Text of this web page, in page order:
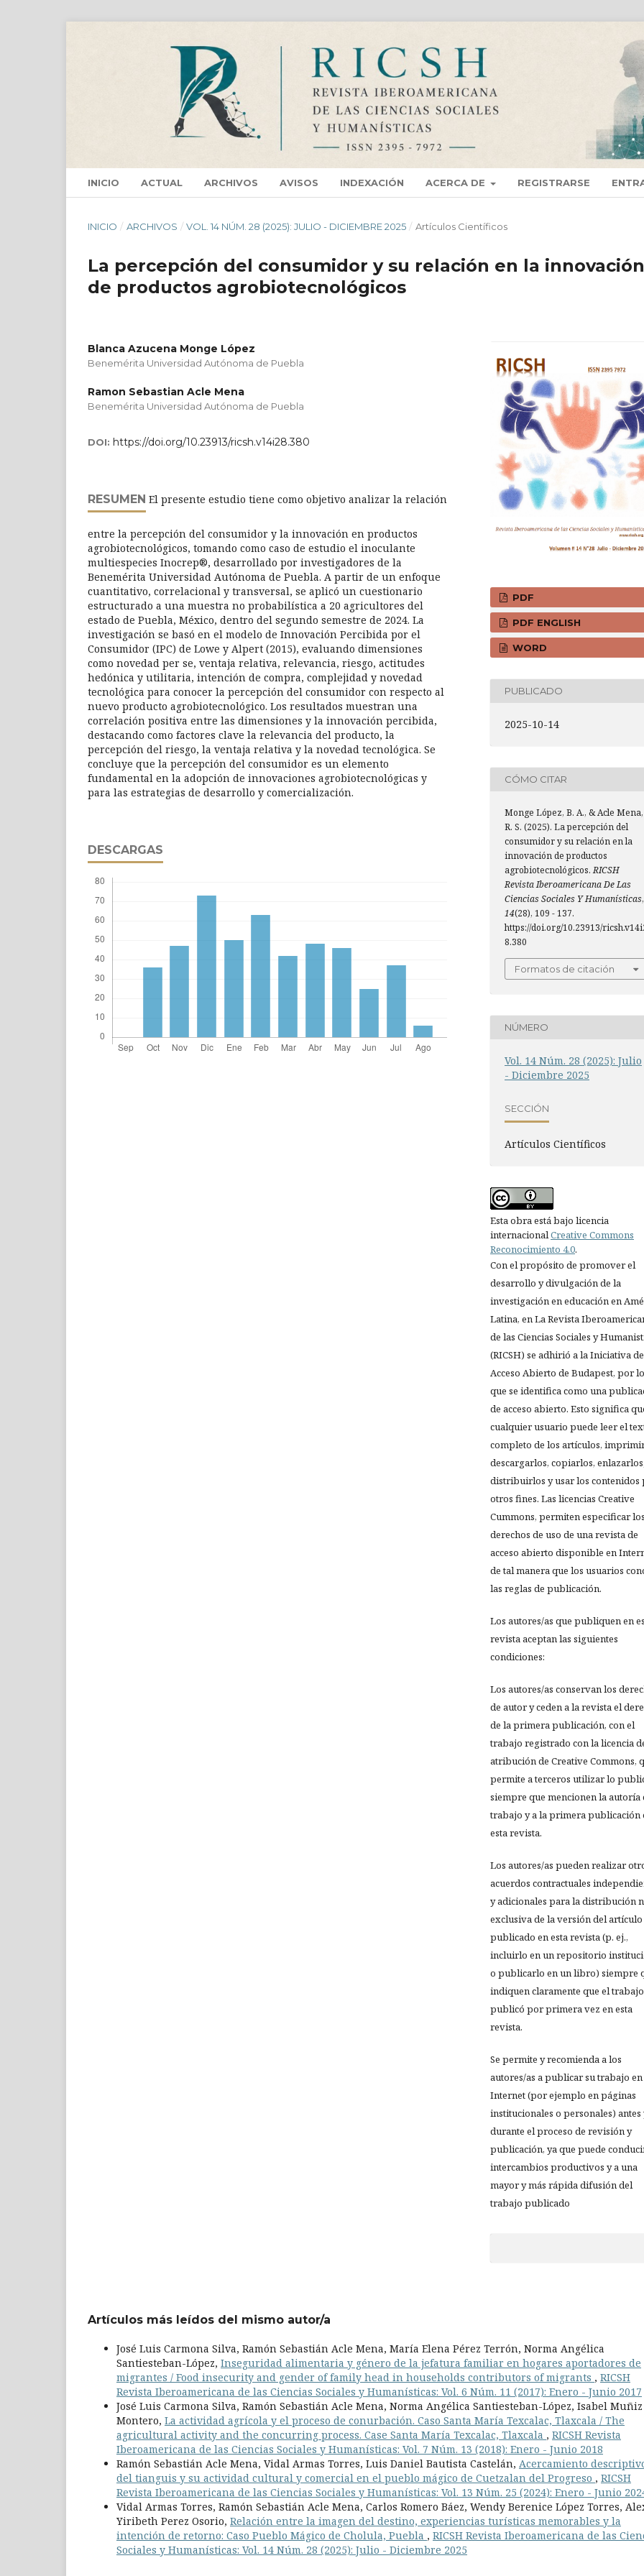
INICIO ACTUAL ARCHIVOS AVISOS INDEXACIÓN ACERCA DE REGISTRARSE
INICIO / ARCHIVOS / VOL. 14 NÚM. 28 (2025): JULIO - DICIEMBRE 2025 / Artí­culos Científicos
La percepción del consumidor y su relación en la innovación
de productos agrobiotecnológicos
Blanca Azucena Monge López
Benemérita Universidad Autónoma de Puebla
Ramon Sebastian Acle Mena
Benemérita Universidad Autónoma de Puebla
DOI: https://doi.org/10.23913/ricsh.v14i28.380
RESUMEN El presente estudio tiene como objetivo analizar la relación
entre la percepción del consumidor y la innovación en productos
agrobiotecnológicos, tomando como caso de estudio el inoculante
multiespecies Inocrep®, desarrollado por investigadores de la
Benemérita Universidad Autónoma de Puebla. A partir de un enfoque
cuantitativo, correlacional y transversal, se aplicó un cuestionario
estructurado a una muestra no probabilística a 20 agricultores del
estado de Puebla, México, dentro del segundo semestre de 2024. La
investigación se basó en el modelo de Innovación Percibida por el
Consumidor (IPC) de Lowe y Alpert (2015), evaluando dimensiones
como novedad per se, ventaja relativa, relevancia, riesgo, actitudes
hedónica y utilitaria, intención de compra, complejidad y novedad
tecnológica para conocer la percepción del consumidor con respecto al
nuevo producto agrobiotecnológico. Los resultados muestran una
correlación positiva entre las dimensiones y la innovación percibida,
destacando como factores clave la relevancia del producto, la
percepción del riesgo, la ventaja relativa y la novedad tecnológica. Se
concluye que la percepción del consumidor es un elemento
fundamental en la adopción de innovaciones agrobiotecnológicas y
para las estrategias de desarrollo y comercialización.
DESCARGAS
PDF
PDF ENGLISH
WORD
PUBLICADO
2025-10-14
CÓMO CITAR
Monge López, B. A., & Acle Mena,
R. S. (2025). La percepción del
consumidor y su relación en la
innovación de productos
agrobiotecnológicos.RICSH
Revista Iberoamericana De Las
Ciencias Sociales Y Humanísticas,
14(28), 109 - 137.
https://doi.org/10.23913/
8.380
Formatos de citación
NÚMERO
Vol. 14 Núm. 28 (2025): Julio
- Diciembre 2025
SECCIÓN
Artí­culos Científicos
Esta obra está bajo licencia
internacionalCreative Commons
Reconocimiento 4.0.
Con el propósito de promover el
desarrollo y divulgación de la
investigación en educación en
Latina, en La Revista
de las Ciencias Sociales y
(RICSH) se adhirió a la Iniciativa de
Acceso Abierto de Budapest, por lo
que se identifica como una
de acceso abierto. Esto significa
cualquier usuario puede leer el
completo de los artículos,
descargarlos, copiarlos,
distribuirlos y usar los contenidos
otros fines. Las licencias Creative
Cummons, permiten especificar
derechos de uso de una revista de
acceso abierto disponible en
de tal manera que los usuarios
las reglas de publicación.
Los autores/as que publiquen en
revista aceptan las siguientes
condiciones:
Los autores/as conservan los
de autor y ceden a la revista el
de la primera publicación, con el
trabajo registrado con la licencia
atribución de Creative Commons,
permite a terceros utilizar lo
siempre que mencionen la autoría
trabajo y a la primera publicación
esta revista.
Los autores/as pueden realizar
acuerdos contractuales
y adicionales para la distribución
exclusiva de la versión del artículo
publicado en esta revista (p. ej.,
incluirlo en un repositorio
o publicarlo en un libro) siempre
indiquen claramente que el
publicó por primera vez en esta
revista.
Se permite y recomienda a los
autores/as a publicar su trabajo en
Internet (por ejemplo en páginas
institucionales o personales) antes
durante el proceso de revisión y
publicación, ya que puede
intercambios productivos y a una
mayor y más rápida difusión del
trabajo publicado
Artículos más leídos del mismo autor/a
José Luis Carmona Silva, Ramón Sebastián Acle Mena, María Elena Pérez Terrón, Norma Angélica
Santiesteban-López, Inseguridad alimentaria y género de la jefatura familiar en hogares aportadores de
migrantes / Food insecurity and gender of family head in households contributors of migrants , RICSH
Revista Iberoamericana de las Ciencias Sociales y Humanísticas: Vol. 6 Núm. 11 (2017): Enero - Junio 2017
José Luis Carmona Silva, Ramón Sebastián Acle Mena, Norma Angélica Santiesteban-López, Isabel Muñiz
Montero, La actividad agrícola y el proceso de conurbación. Caso Santa María Texcalac, Tlaxcala / The
agricultural activity and the concurring process. Case Santa María Texcalac, Tlaxcala , RICSH Revista
Iberoamericana de las Ciencias Sociales y Humanísticas: Vol. 7 Núm. 13 (2018): Enero - Junio 2018
Ramón Sebastián Acle Mena, Vidal Armas Torres, Luis Daniel Bautista Castelán, Acercamiento
del tianguis y su actividad cultural y comercial en el pueblo mágico de Cuetzalan del Progreso , RICSH
Revista Iberoamericana de las Ciencias Sociales y Humanísticas: Vol. 13 Núm. 25 (2024): Enero - Junio
Vidal Armas Torres, Ramón Sebastián Acle Mena, Carlos Romero Báez, Wendy Berenice López Torres,
Yiribeth Perez Osorio, Relación entre la imagen del destino, experiencias turísticas memorables y la
intención de retorno: Caso Pueblo Mágico de Cholula, Puebla , RICSH Revista Iberoamericana de las
Sociales y Humanísticas: Vol. 14 Núm. 28 (2025): Julio - Diciembre 2025